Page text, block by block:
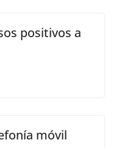
positivos a
móvil